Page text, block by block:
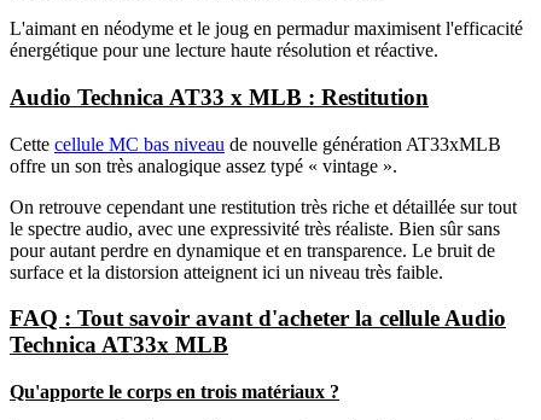
L'aimant en néodyme et le joug en permadur maximisent l'efficacité
énergétique pour une lecture haute résolution et réactive.
Audio Technica AT33 x MLB : Restitution
Cette cellule MC bas niveau de nouvelle génération AT33xMLB
offre un son très analogique assez typé « vintage ».
On retrouve cependant une restitution très riche et détaillée sur tout
le spectre audio, avec une expressivité très réaliste. Bien sûr sans
pour autant perdre en dynamique et en transparence. Le bruit de
surface et la distorsion atteignent ici un niveau très faible.
FAQ : Tout savoir avant d'acheter la cellule Audio
Technica AT33x MLB
Qu'apporte le corps en trois matériaux ?